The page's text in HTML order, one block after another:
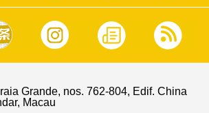
Grande, nos. 762-804, Edif. China
Macau